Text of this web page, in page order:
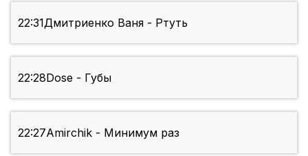
22:31Дмитриенко Ваня - Ртуть
22:28Dose - Губы
22:27Amirchik - Минимум раз